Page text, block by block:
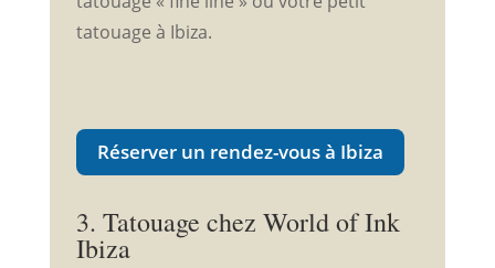
tatouage à Ibiza.
Réserver un rendez-vous à Ibiza
3. Tatouage chez World of Ink
Ibiza